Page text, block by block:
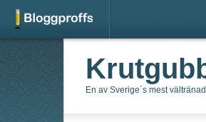
En av Sverige´s mest